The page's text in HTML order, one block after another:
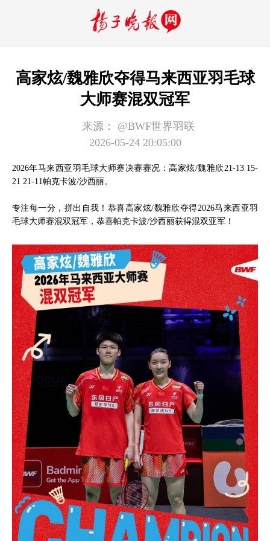
高家炫/魏雅欣夺得马来西亚羽毛球
大师赛混双冠军
来源：
@BWF世界羽联
2026-05-24 20:05:00
2026年马来西亚羽毛球大师赛决赛赛况：高家炫/魏雅欣21-13 15-
21 21-11帕克卡波/沙西丽。
专注每一分，拼出自我！恭喜高家炫/魏雅欣夺得2026马来西亚羽
毛球大师赛混双冠军，恭喜帕克卡波/沙西丽获得混双亚军！